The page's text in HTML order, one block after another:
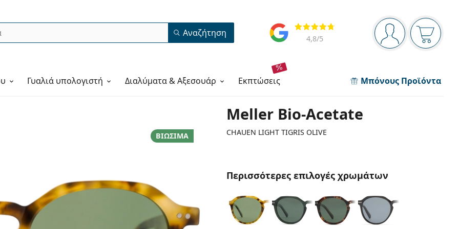
Πίνακας πλοήγησης
Είστε
Το
Αξιολογήσεις
4,8/5
Αναζήτηση
Γυαλιά υπολογιστή Διαλύματα & Αξεσουάρ εκπτώσεις Μπόνους Προϊόντα
Meller Bio-Acetate
CHAUEN LIGHT TIGRIS OLIVE
ΒΙΏΣΙΜΑ
Περισσότερες επιλογές χρωμάτων